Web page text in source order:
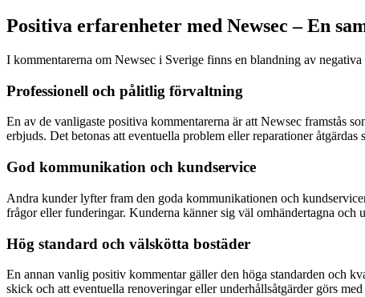
Positiva erfarenheter med Newsec – En
I kommentarerna om Newsec i Sverige finns en blandning av
Professionell och pålitlig förvaltning
En av de vanligaste positiva kommentarerna är att Newsec framstås
erbjuds. Det betonas att eventuella problem eller reparationer
God kommunikation och kundservice
Andra kunder lyfter fram den goda kommunikationen och
frågor eller funderingar. Kunderna känner sig väl omhändertagna och
Hög standard och välskötta bostäder
En annan vanlig positiv kommentar gäller den höga standarden och
skick och att eventuella renoveringar eller underhållsåtgärder görs